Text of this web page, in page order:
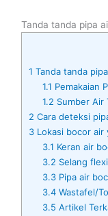
Tanda tanda pipa
1 Tanda tanda
1.1 Pemakaian
1.2 Sumber Air
2 Cara deteksi
3 Lokasi bocor air
3.1 Keran air
3.2 Selang
3.3Pipa air
3.4Wastafel/
3.5 Artikel